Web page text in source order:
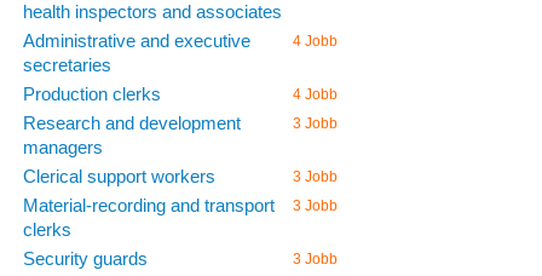
health inspectors and associates
Administrative and executive
secretaries
4 Jobb
Production clerks 4 Jobb
Research and development
managers
3 Jobb
Clerical support workers 3 Jobb
Material-recording and transport
clerks
3 Jobb
Security guards 3 Jobb